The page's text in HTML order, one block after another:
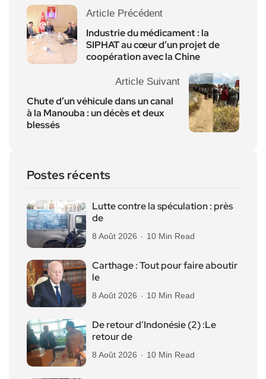
Article Précédent
Industrie du médicament : la
SIPHAT au cœur d’un projet de
coopération avec la Chine
Article Suivant
Chute d’un véhicule dans un canal
à la Manouba : un décès et deux
blessés
Postes récents
Lutte contre la spéculation : près
de
8 Août 2026 10 Min Read
Carthage : Tout pour faire aboutir
le
8 Août 2026 10 Min Read
De retour d’Indonésie (2) :Le
retour de
8 Août 2026 10 Min Read